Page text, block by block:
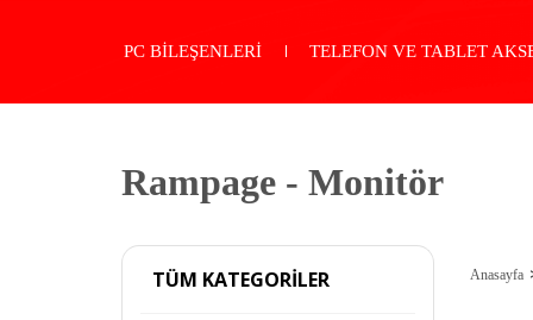
PC BİLEŞENLERİ TELEFON VE TABLET
Rampage - Monitör
TÜM KATEGORİLER Anasayfa